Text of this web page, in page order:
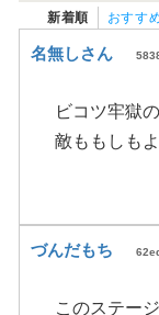
新着順 おすす
名無しさん
ビコツ牢獄
敵ももしも
づんだもち
このステー